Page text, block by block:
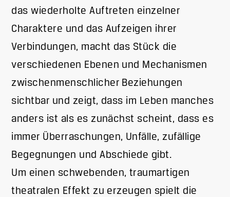
das wiederholte Auftreten einzelner
Charaktere und das Aufzeigen ihrer
Verbindungen, macht das Stück die
verschiedenen Ebenen und Mechanismen
zwischenmenschlicher Beziehungen
sichtbar und zeigt, dass im Leben manches
anders ist als es zunächst scheint, dass es
immer Überraschungen, Unfälle, zufällige
Begegnungen und Abschiede gibt.
Um einen schwebenden, traumartigen
theatralen Effekt zu erzeugen spielt die